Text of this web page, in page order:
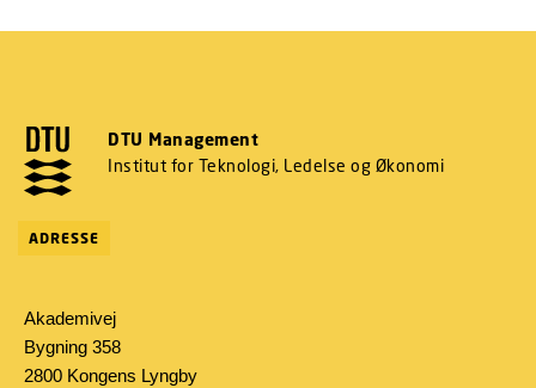
DTU Management
Institut for Teknologi, Ledelse og Økonomi
ADRESSE
Akademivej
Bygning 358
2800 Kongens Lyngby